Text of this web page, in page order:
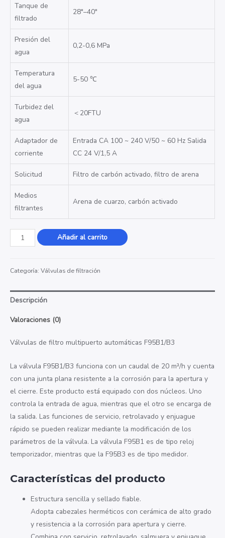
Tanque de
filtrado
28″–40″
Presión del
agua
0,2-0,6 MPa
Temperatura
del agua
5-50 ℃
Turbidez del
agua
＜ 20FTU
Adaptador de
corriente
Entrada CA 100 ~ 240 V/50 ~ 60 Hz Salida
CC 24 V/1,5 A
Solicitud Filtro de carbón activado, filtro de arena
Medios
filtrantes
Arena de cuarzo, carbón activado
Valvula
de
53520(F95B1)
cantidad
Añadir al carrito
Categoría: Válvulas de filtración
Descripción
Valoraciones (0)
Válvulas de filtro multipuerto automáticas F95B1/B3
La válvula F95B1/B3 funciona con un caudal de 20 m³/h y cuenta
con una junta plana resistente a la corrosión para la apertura y
el cierre. Este producto está equipado con dos núcleos. Uno
controla la entrada de agua, mientras que el otro se encarga de
la salida. Las funciones de servicio, retrolavado y enjuague
rápido se pueden realizar mediante la modificación de los
parámetros de la válvula. La válvula F95B1 es de tipo reloj
temporizador, mientras que la F95B3 es de tipo medidor.
Características del producto
Estructura sencilla y sellado fiable.
Adopta cabezales herméticos con cerámica de alto grado
y resistencia a la corrosión para apertura y cierre.